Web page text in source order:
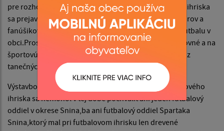
pre rozhodcou a oplotenia. Pri brigádnickej výstavbe ihriska
sa prejavila vysoká miera iniciatívy a zápalu funkcionárov a
fanúšikov vznikajúceho a vzmáhajúceho sa športu - futbalu v
obci.Prostriedkov na športovú činnosť najmä na cestovné a na
športovú výstroj bolo málo a zaobstarávali sa výlučne z
tanečných zábav.
Výstavbou murovanej obliekárne a ohradením futbalového
ihriska sa nemohol v tej dobe pochváliť ani jeden futbalový
oddiel v okrese Snina,ba ani futbalový oddiel Spartaka
Snina,ktorý mal pri futbalovom ihrisku len drevené